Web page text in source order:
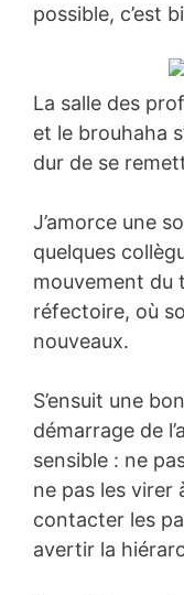
possible, c’est
La salle des
et le brouhaha
dur de se
J’amorce une
quelques
mouvement du
réfectoire, où
nouveaux.
S’ensuit une
démarrage de
sensible : ne
ne pas les virer
contacter les
avertir la